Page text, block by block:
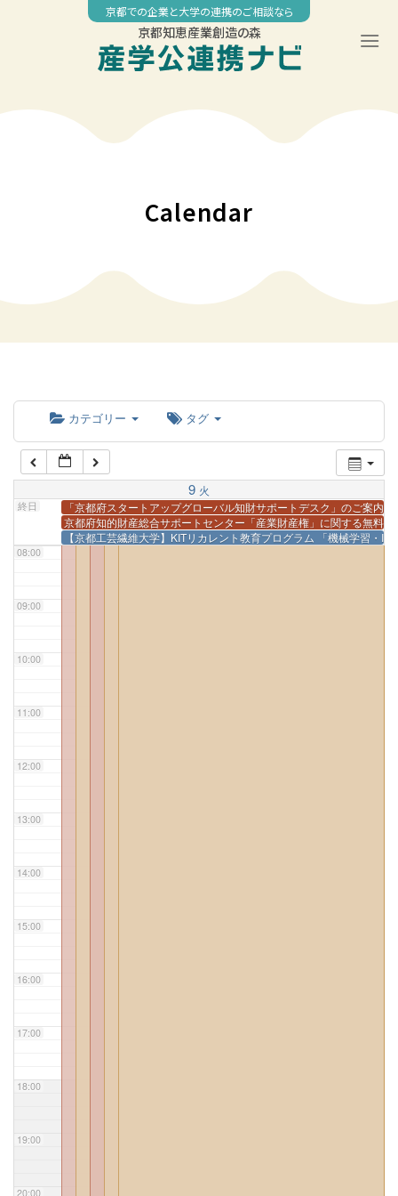
京都での企業と大学の連携のご相談なら
京都知恵産業創造の森
Calendar
カテゴリー タグ
9 火
終日 「京都府スタートアップグローバル知財サポートデスク」のご案内
京都府知的財産総合サポートセンター「産業財産権」に関する無料
【京都工芸繊維大学】KITリカレント教育プログラム 「機械学習・
06:00
07:00
08:00
09:00
10:00
11:00
12:00
13:00
14:00
15:00
16:00
17:00
18:00
19:00
20:00
京都大学データサイエンス講座
◤京大MBA 2022 短期集中講座「企業価値評価とファイナンス 」
補助金募集開始について【８月12日（金）〆】
京大MBA 2022 短期集中講座「企業価値評価とファイナ
ンス 」
京大MBA 2022 短期集中講座「企業価値評価とファイ
ナンス 」